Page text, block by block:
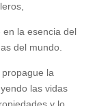
la esencia del
del mundo.
la
las vidas